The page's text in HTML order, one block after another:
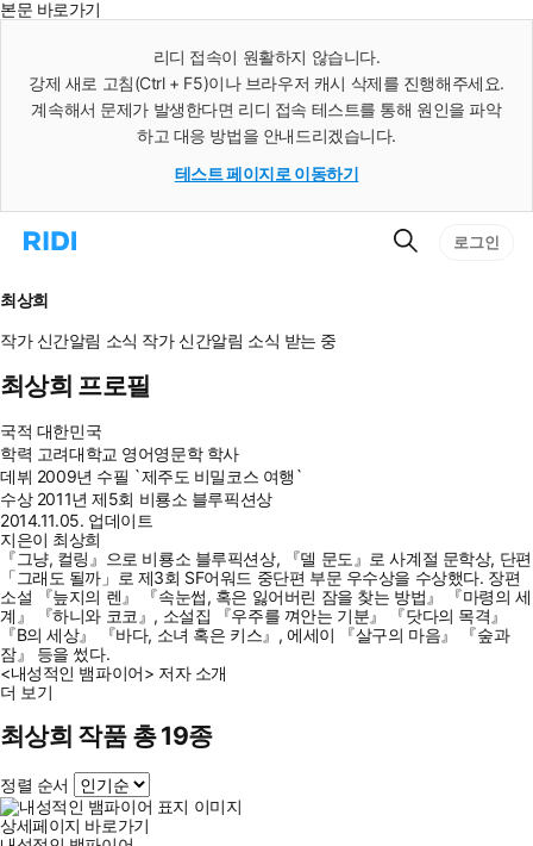
본문 바로가기
리디 접속이 원활하지 않습니다.
강제 새로 고침(Ctrl + F5)이나 브라우저 캐시 삭제를 진행해주세요.
계속해서 문제가 발생한다면 리디 접속 테스트를 통해 원인을 파악
하고 대응 방법을 안내드리겠습니다.
테스트 페이지로 이동하기
리
으
로
이
동
검
로그인
최상희
작가 신간알림 소식 작가 신간알림 소식 받는 중
최상희 프로필
국적 대한민국
학력 고려대학교 영어영문학 학사
데뷔 2009년 수필 `제주도 비밀코스 여행`
수상 2011년 제5회 비룡소 블루픽션상
2014.11.05. 업데이트
지은이 최상희
『그냥, 컬링』으로 비룡소 블루픽션상, 『델 문도』로 사계절 문학상, 단편
「그래도 될까」로 제3회 SF어워드 중단편 부문 우수상을 수상했다. 장편
소설 『늪지의 렌』 『속눈썹, 혹은 잃어버린 잠을 찾는 방법』 『마령의 세
계』 『하니와 코코』, 소설집 『우주를 껴안는 기분』 『닷다의 목격』
『B의 세상』 『바다, 소녀 혹은 키스』, 에세이 『살구의 마음』 『숲과
잠』 등을 썼다.
<내성적인 뱀파이어> 저자 소개
더 보기
최상희 작품 총 19종
정렬 순서
상세페이지 바로가기